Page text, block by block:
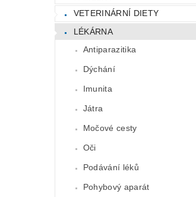
VETERINÁRNÍ DIETY
LÉKÁRNA
Antiparazitika
Dýchání
Imunita
Játra
Močové cesty
Oči
Podávání léků
Pohybový aparát